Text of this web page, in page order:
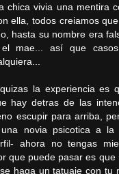
chica vivia una mentira
ella, todos creiamos
hasta su nombre era
mae... así que
la experiencia es
hay detras de las
escupir para arriba,
novia psicotica a la
ahora no tengas
que puede pasar es que
haga un tatuaje con tu